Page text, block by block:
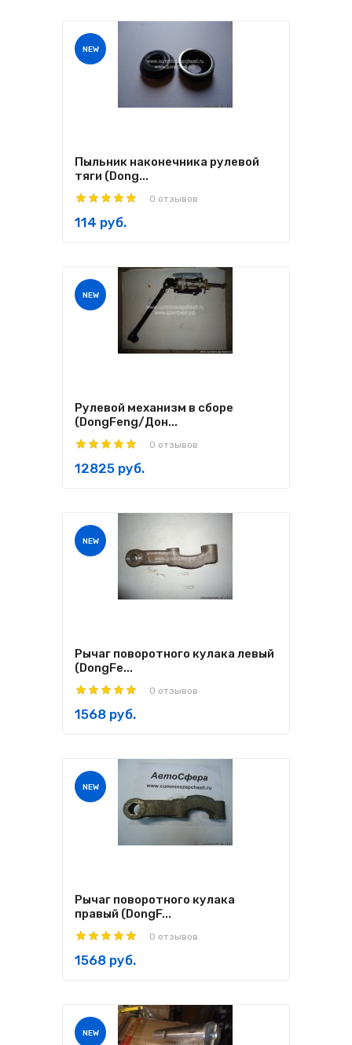
NEW
Пыльник наконечника рулевой
тяги (Dong...
0 отзывов
114 руб.
NEW
Рулевой механизм в сборе
(DongFeng/Дон...
0 отзывов
12825 руб.
NEW
Рычаг поворотного кулака левый
(DongFe...
0 отзывов
1568 руб.
NEW
Рычаг поворотного кулака
правый (DongF...
0 отзывов
1568 руб.
NEW